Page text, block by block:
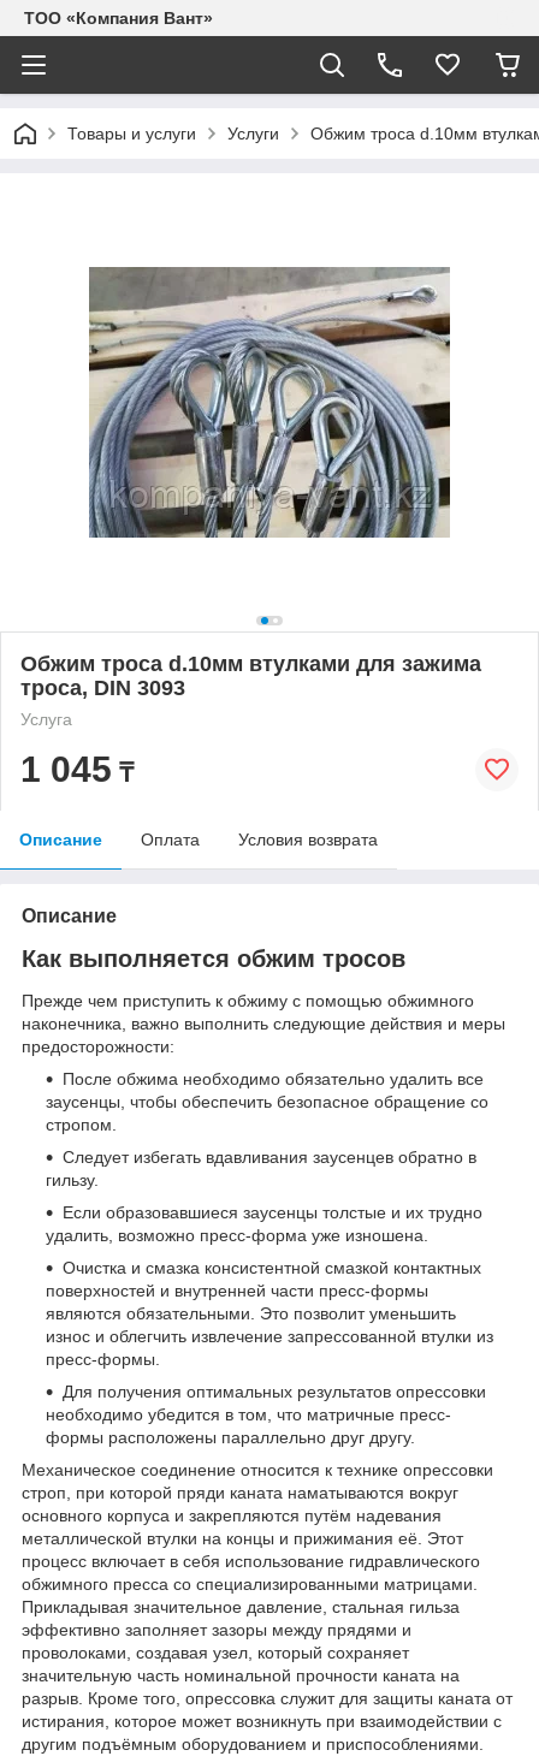
ТОО «Компания Вант»
Товары и услуги Услуги Обжим троса d.10мм
Обжим троса d.10мм втулками для зажима
троса, DIN 3093
Услуга
1 045 ₸
Описание Оплата Условия возврата
Описание
Как выполняется обжим тросов
Прежде чем приступить к обжиму с помощью обжимного
наконечника, важно выполнить следующие действия и меры
предосторожности:
После обжима необходимо обязательно удалить все
заусенцы, чтобы обеспечить безопасное обращение со
стропом.
Следует избегать вдавливания заусенцев обратно в
гильзу.
Если образовавшиеся заусенцы толстые и их трудно
удалить, возможно пресс-форма уже изношена.
Очистка и смазка консистентной смазкой контактных
поверхностей и внутренней части пресс-формы
являются обязательными. Это позволит уменьшить
износ и облегчить извлечение запрессованной втулки из
пресс-формы.
Для получения оптимальных результатов опрессовки
необходимо убедится в том, что матричные пресс-
формы расположены параллельно друг другу.
Механическое соединение относится к технике опрессовки
строп, при которой пряди каната наматываются вокруг
основного корпуса и закрепляются путём надевания
металлической втулки на концы и прижимания её. Этот
процесс включает в себя использование гидравлического
обжимного пресса со специализированными матрицами.
Прикладывая значительное давление, стальная гильза
эффективно заполняет зазоры между прядями и
проволоками, создавая узел, который сохраняет
значительную часть номинальной прочности каната на
разрыв. Кроме того, опрессовка служит для защиты каната от
истирания, которое может возникнуть при взаимодействии с
другим подъёмным оборудованием и приспособлениями.